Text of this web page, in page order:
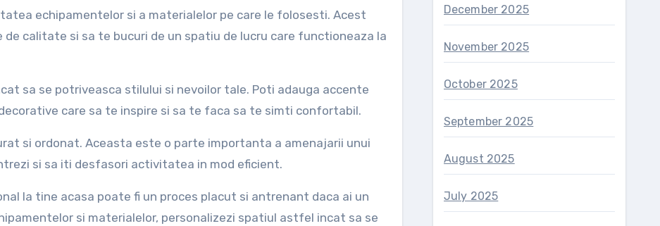
echipamentelor si a materialelor pe care le folosesti. Acest
calitate si sa te bucuri de un spatiu de lucru care functioneaza la
sa se potriveasca stilului si nevoilor tale. Poti adauga accente
care sa te inspire si sa te faca sa te simti confortabil.
si ordonat. Aceasta este o parte importanta a amenajarii unui
si sa iti desfasori activitatea in mod eficient.
la tine acasa poate fi un proces placut si antrenant daca ai un
si materialelor, personalizezi spatiul astfel incat sa se
December 2025
November 2025
October 2025
September 2025
August 2025
July 2025